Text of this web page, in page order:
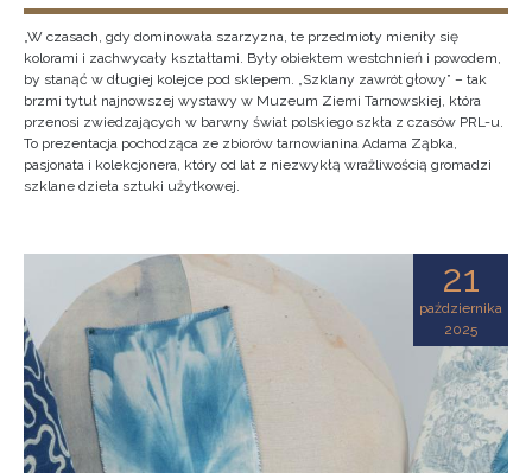
„W czasach, gdy dominowała szarzyzna, te przedmioty mieniły się
kolorami i zachwycały kształtami. Były obiektem westchnień i powodem,
by stanąć w długiej kolejce pod sklepem. „Szklany zawrót głowy” – tak
brzmi tytuł najnowszej wystawy w Muzeum Ziemi Tarnowskiej, która
przenosi zwiedzających w barwny świat polskiego szkła z czasów PRL-u.
To prezentacja pochodząca ze zbiorów tarnowianina Adama Ząbka,
pasjonata i kolekcjonera, który od lat z niezwykłą wrażliwością gromadzi
szklane dzieła sztuki użytkowej.
21
października
2025